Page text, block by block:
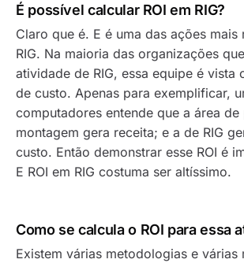
É possível calcular ROI em RIG?
Claro que é. E é uma das ações mais
RIG. Na maioria das organizações
atividade de RIG, essa equipe é vista
de custo. Apenas para exemplificar,
computadores entende que a área
montagem gera receita; e a de RIG
custo. Então demonstrar esse ROI é
E ROI em RIG costuma ser altíssimo.
Como se calcula o ROI para essa
Existem várias metodologias e várias